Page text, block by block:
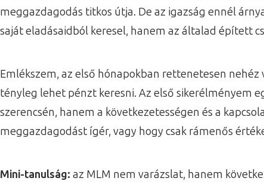
meggazdagodás titkos útja. De az igazság ennél
saját eladásaidból keresel, hanem az általad épített
Emlékszem, az első hónapokban rettenetesen
tényleg lehet pénzt keresni. Az első sikerélményem
szerencsén, hanem a következetességen és a
meggazdagodást ígér, vagy hogy csak rámenős
Mini-tanulság: az MLM nem varázslat, hanem